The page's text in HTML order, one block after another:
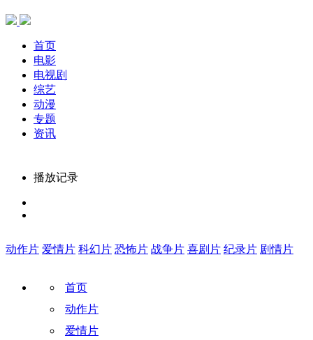
首页
电影
电视剧
综艺
动漫
专题
资讯
播放记录
动作片 爱情片 科幻片 恐怖片 战争片 喜剧片 纪录片 剧情片
首页
动作片
爱情片